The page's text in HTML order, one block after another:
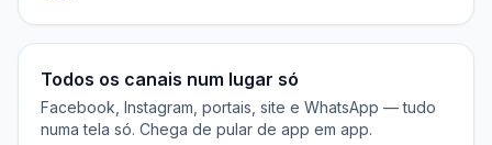
Todos os canais num lugar só
Facebook, Instagram, portais, site e WhatsApp — tudo
numa tela só. Chega de pular de app em app.